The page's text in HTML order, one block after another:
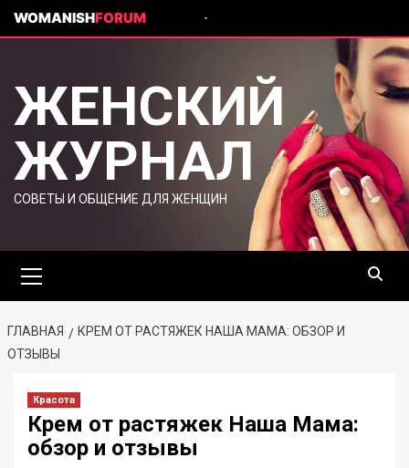
WOMANISHFORUM
ЖЕНСКИЙ
ЖУРНАЛ
СОВЕТЫ И ОБЩЕНИЕ ДЛЯ ЖЕНЩИН
ГЛАВНАЯ
КРЕМ ОТ РАСТЯЖЕК НАША МАМА: ОБЗОР И
ОТЗЫВЫ
Красота
Крем от растяжек Наша Мама:
обзор и отзывы